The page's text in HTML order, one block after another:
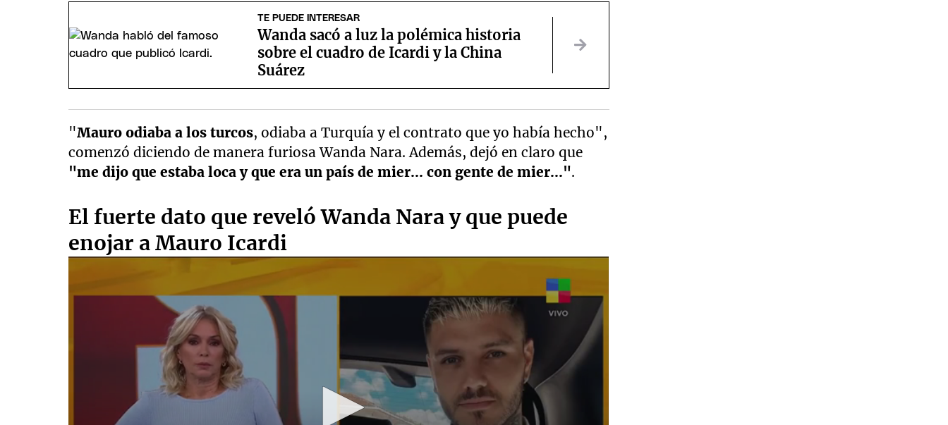
TE PUEDE INTERESAR
Wanda sacó a luz la polémica historia
sobre el cuadro de Icardi y la China
Suárez
"Mauro odiaba a los turcos, odiaba a Turquía y el contrato que yo había hecho",
comenzó diciendo de manera furiosa Wanda Nara. Además, dejó en claro que
"me dijo que estaba loca y que era un país de mier... con gente de mier...".
El fuerte dato que reveló Wanda Nara y que puede
enojar a Mauro Icardi